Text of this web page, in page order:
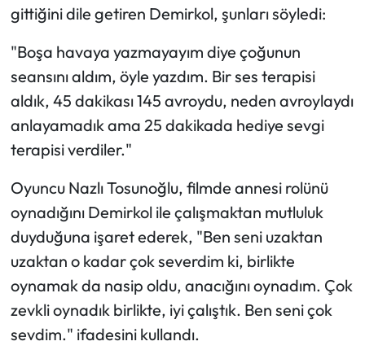
gittiğini dile getiren Demirkol, şunları söyledi:
"Boşa havaya yazmayayım diye çoğunun
seansını aldım, öyle yazdım. Bir ses terapisi
aldık, 45 dakikası 145 avroydu, neden avroylaydı
anlayamadık ama 25 dakikada hediye sevgi
terapisi verdiler."
Oyuncu Nazlı Tosunoğlu, filmde annesi rolünü
oynadığını Demirkol ile çalışmaktan mutluluk
duyduğuna işaret ederek, "Ben seni uzaktan
uzaktan o kadar çok severdim ki, birlikte
oynamak da nasip oldu, anacığını oynadım. Çok
zevkli oynadık birlikte, iyi çalıştık. Ben seni çok
sevdim." ifadesini kullandı.